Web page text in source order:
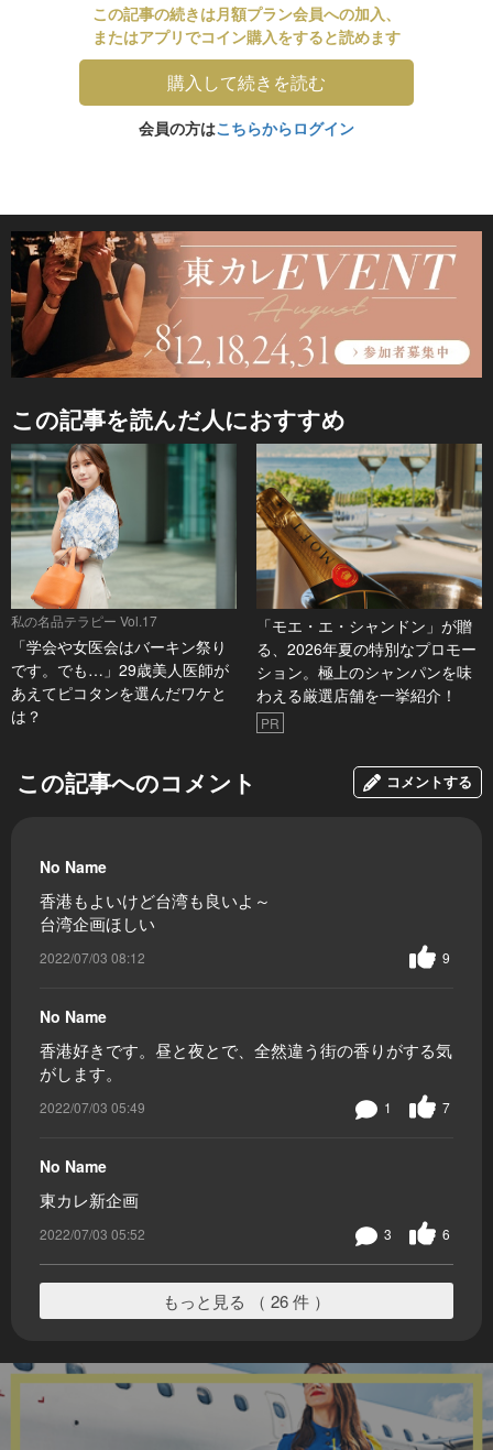
この記事の続きは月額プラン会員への加入、
またはアプリでコイン購入をすると読めます
購入して続きを読む
会員の方はこちらからログイン
この記事を読んだ人におすすめ
私の名品テラピー Vol.17
「学会や女医会はバーキン祭り
です。でも…」29歳美人医師が
あえてピコタンを選んだワケと
は？
「モエ・エ・シャンドン」が贈
る、2026年夏の特別なプロモー
ション。極上のシャンパンを味
わえる厳選店舗を一挙紹介！
PR
この記事へのコメント コメントする
No Name
香港もよいけど台湾も良いよ～
台湾企画ほしい
2022/07/03 08:12 9
No Name
香港好きです。昼と夜とで、全然違う街の香りがする気
がします。
2022/07/03 05:49 7
1
No Name
東カレ新企画
2022/07/03 05:52 6
3
もっと見る （ 26 件 ）